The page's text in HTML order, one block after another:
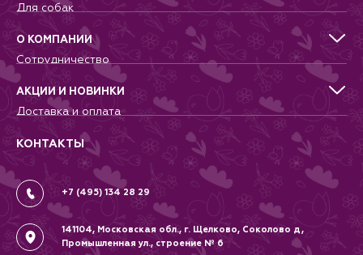
Для собак
Для кошек
Для грызунов
Для птиц
Аквариумистика, пруд, море
Террариумистика
О КОМПАНИИ
Сотрудничество
Питомникам
Добрые дела
Новости
Контакты
Вопрос-Ответ
АКЦИИ И НОВИНКИ
Доставка и оплата
Гарантии и возврат
Вакансии
Политика
Соглашение
КОНТАКТЫ
+7 (495) 134 28 29
141104, Московская обл., г. Щелково, Соколово д,
Промышленная ул., строение № 6